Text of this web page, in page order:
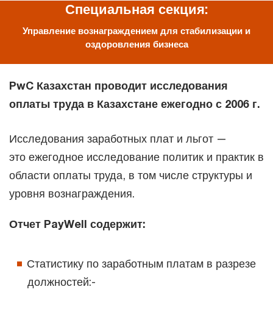
Специальная секция:
Управление вознаграждением для стабилизации и
оздоровления бизнеса
PwC Казахстан проводит исследования
оплаты труда в Казахстане ежегодно с 2006 г.
Исследования заработных плат и льгот —
это ежегодное исследование политик и практик в
области оплаты труда, в том числе структуры и
уровня вознаграждения.
Отчет PayWell содержит:
Статистику по заработным платам в разрезе
должностей:-